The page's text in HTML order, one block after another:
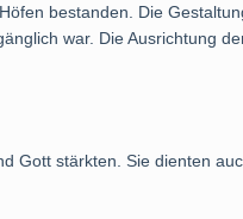
bestanden. Die
war. Die Ausrichtung
Gott stärkten. Sie dienten